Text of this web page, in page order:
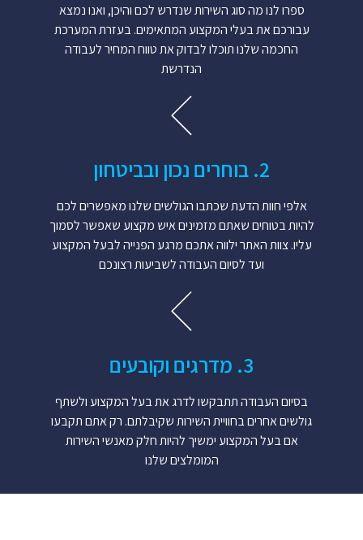
ספרו לנו מה סוג השירות שנדרש לכם והיכן, ואנו נמצא
עבורכם את בעלי המקצוע המתאימים. בעזרת המערכת
החכמה שלנו תוכלו לבדוק את טווח המחיר לעבודה
הנדרשת
2. בוחרים נכון ובביטחון
אלפי חוות הדעת שכתבו הגולשים שלנו מאפשרים לכם
להיות בטוחים שאתם מזמינים איש מקצוע שאפשר לסמוך
עליו. צוות האתר ילווה אתכם מרגע הפנייה לבעל המקצוע
ועד לסיום העבודה לשביעות רצונכם
3. מדרגים וקובעים
בסיום העבודה תתבקשו לדרג את בעל המקצוע ולשתף
גולשים אחרים בחוויית השירות שקיבלתם. רק אתם תקבעו
אם בעל המקצוע ימשיך להיות חלק מאנשי השירות
המומלצים שלנו